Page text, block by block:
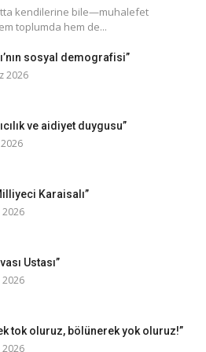
kendilerine bile—muhalefet
toplumda hem de...
sosyal demografisi”
2026
ve aidiyet duygusu”
Karaisalı”
2026
Ustası”
2026
tok oluruz, bölünerek yok oluruz!”
2026